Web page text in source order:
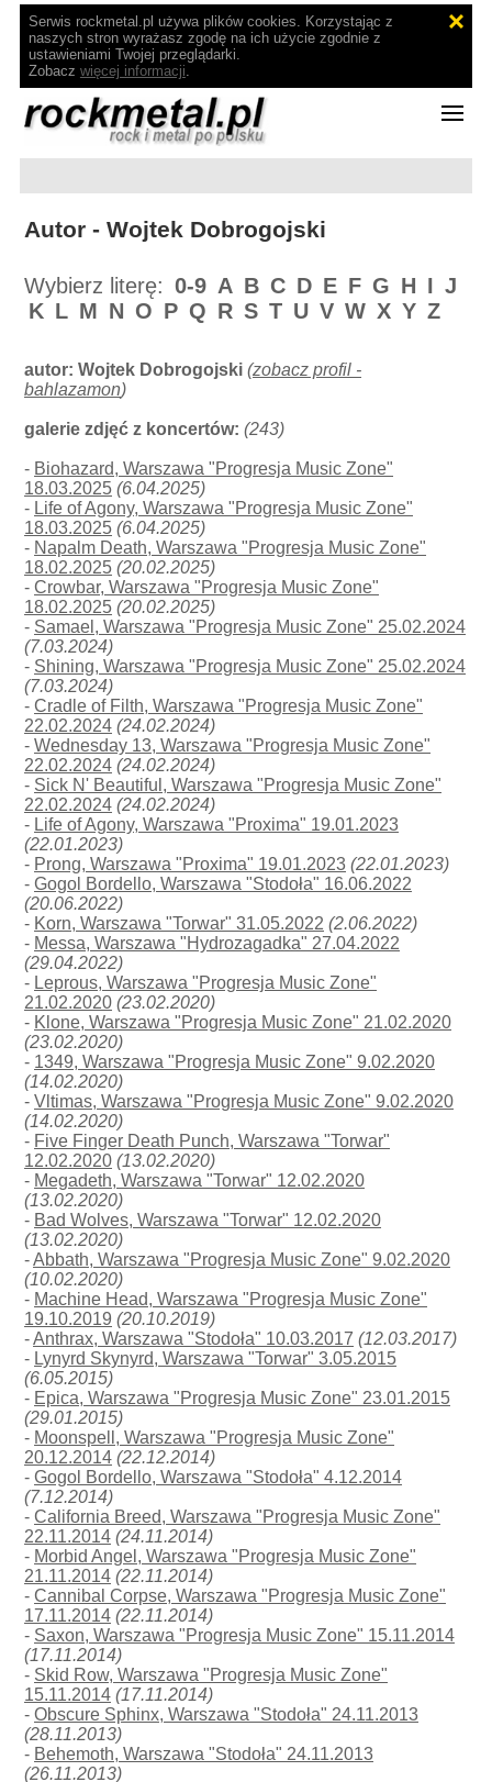
Serwis rockmetal.pl używa plików cookies. Korzystając z
naszych stron wyrażasz zgodę na ich użycie zgodnie z
ustawieniami Twojej przeglądarki.
Zobacz więcej informacji.
Autor - Wojtek Dobrogojski
Wybierz literę: 0-9 A B C D E F G H I J
K L M N O P Q R S T U V W X Y Z
autor:Wojtek Dobrogojski (zobacz profil -
bahlazamon)
galerie zdjęć z koncertów: (243)
- Biohazard, Warszawa "Progresja Music Zone"
18.03.2025 (6.04.2025)
- Life of Agony, Warszawa "Progresja Music Zone"
18.03.2025 (6.04.2025)
- Napalm Death, Warszawa "Progresja Music Zone"
18.02.2025 (20.02.2025)
-Crowbar, Warszawa "Progresja Music Zone"
18.02.2025 (20.02.2025)
- Samael, Warszawa "Progresja Music Zone" 25.02.2024
(7.03.2024)
- Shining, Warszawa "Progresja Music Zone" 25.02.2024
(7.03.2024)
-Cradle of Filth, Warszawa "Progresja Music Zone"
22.02.2024 (24.02.2024)
-Wednesday 13, Warszawa "Progresja Music Zone"
22.02.2024 (24.02.2024)
- Sick N' Beautiful, Warszawa "Progresja Music Zone"
22.02.2024 (24.02.2024)
- Life of Agony, Warszawa "Proxima" 19.01.2023
(22.01.2023)
- Prong, Warszawa "Proxima" 19.01.2023 (22.01.2023)
-Gogol Bordello, Warszawa "Stodoła" 16.06.2022
(20.06.2022)
- Korn, Warszawa "Torwar" 31.05.2022 (2.06.2022)
- Messa, Warszawa "Hydrozagadka" 27.04.2022
(29.04.2022)
- Leprous, Warszawa "Progresja Music Zone"
21.02.2020 (23.02.2020)
- Klone, Warszawa "Progresja Music Zone" 21.02.2020
(23.02.2020)
- 1349, Warszawa "Progresja Music Zone" 9.02.2020
(14.02.2020)
-Vltimas, Warszawa "Progresja Music Zone" 9.02.2020
(14.02.2020)
- Five Finger Death Punch, Warszawa "Torwar"
12.02.2020 (13.02.2020)
- Megadeth, Warszawa "Torwar" 12.02.2020
(13.02.2020)
- Bad Wolves, Warszawa "Torwar" 12.02.2020
(13.02.2020)
-Abbath, Warszawa "Progresja Music Zone" 9.02.2020
(10.02.2020)
- Machine Head, Warszawa "Progresja Music Zone"
19.10.2019 (20.10.2019)
-Anthrax, Warszawa "Stodoła" 10.03.2017 (12.03.2017)
- Lynyrd Skynyrd, Warszawa "Torwar" 3.05.2015
(6.05.2015)
- Epica, Warszawa "Progresja Music Zone" 23.01.2015
(29.01.2015)
- Moonspell, Warszawa "Progresja Music Zone"
20.12.2014 (22.12.2014)
-Gogol Bordello, Warszawa "Stodoła" 4.12.2014
(7.12.2014)
-California Breed, Warszawa "Progresja Music Zone"
22.11.2014 (24.11.2014)
- Morbid Angel, Warszawa "Progresja Music Zone"
21.11.2014 (22.11.2014)
-Cannibal Corpse, Warszawa "Progresja Music Zone"
17.11.2014 (22.11.2014)
- Saxon, Warszawa "Progresja Music Zone" 15.11.2014
(17.11.2014)
- Skid Row, Warszawa "Progresja Music Zone"
15.11.2014 (17.11.2014)
-Obscure Sphinx, Warszawa "Stodoła" 24.11.2013
(28.11.2013)
- Behemoth, Warszawa "Stodoła" 24.11.2013
(26.11.2013)